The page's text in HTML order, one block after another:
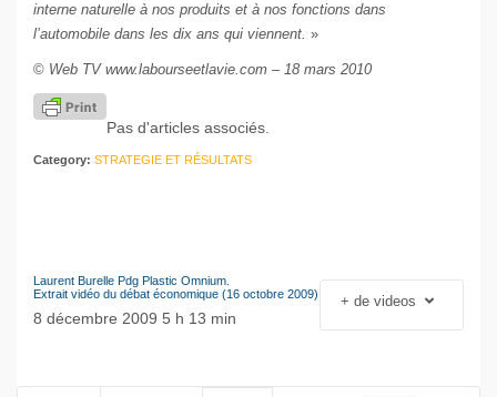
interne naturelle à nos produits et à nos fonctions dans
l’automobile dans les dix ans qui viennent. »
© Web TV www.labourseetlavie.com – 18 mars 2010
Pas d'articles associés.
Category: STRATEGIE ET RÉSULTATS
Laurent Burelle Pdg Plastic Omnium.
Extrait vidéo du débat économique (16 octobre 2009)
8 décembre 2009 5 h 13 min
+ de videos